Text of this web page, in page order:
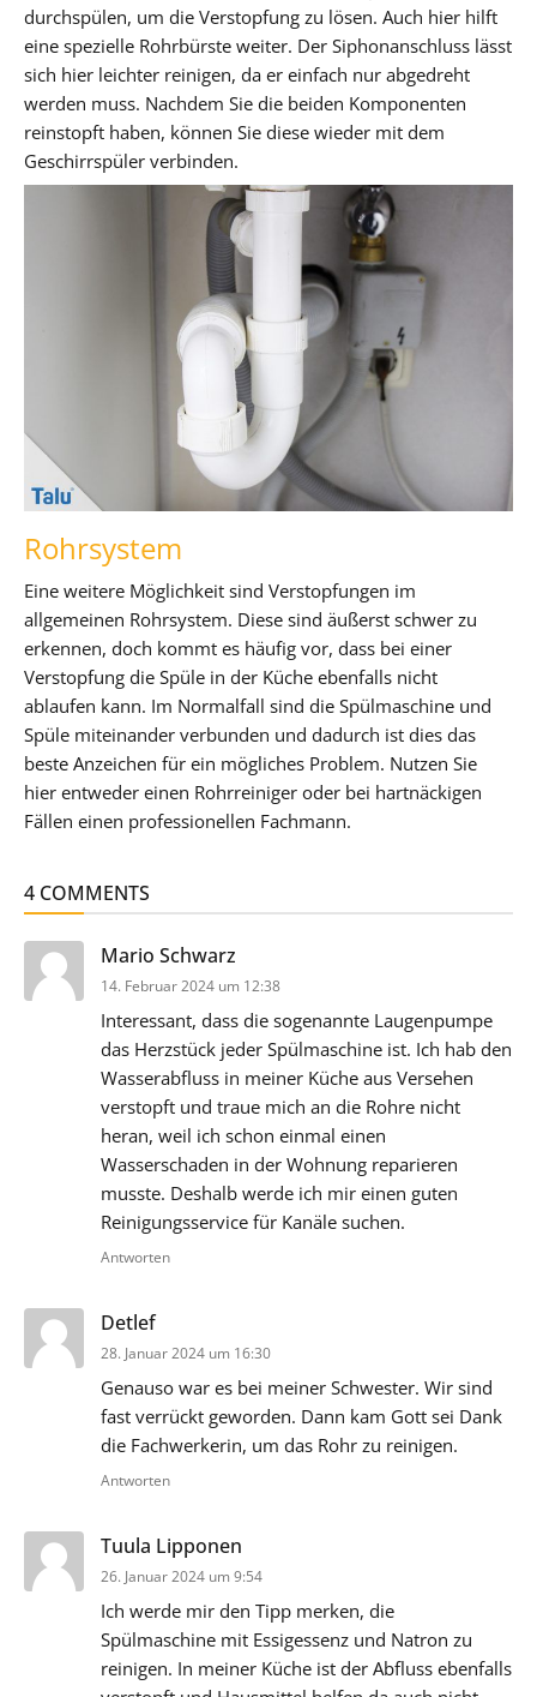
durchspülen, um die Verstopfung zu lösen. Auch hier hilft
eine spezielle Rohrbürste weiter. Der Siphonanschluss lässt
sich hier leichter reinigen, da er einfach nur abgedreht
werden muss. Nachdem Sie die beiden Komponenten
reinstopft haben, können Sie diese wieder mit dem
Geschirrspüler verbinden.
Rohrsystem
Eine weitere Möglichkeit sind Verstopfungen im
allgemeinen Rohrsystem. Diese sind äußerst schwer zu
erkennen, doch kommt es häufig vor, dass bei einer
Verstopfung die Spüle in der Küche ebenfalls nicht
ablaufen kann. Im Normalfall sind die Spülmaschine und
Spüle miteinander verbunden und dadurch ist dies das
beste Anzeichen für ein mögliches Problem. Nutzen Sie
hier entweder einen Rohrreiniger oder bei hartnäckigen
Fällen einen professionellen Fachmann.
4 COMMENTS
Mario Schwarz
14. Februar 2024 um 12:38
Interessant, dass die sogenannte Laugenpumpe
das Herzstück jeder Spülmaschine ist. Ich hab den
Wasserabfluss in meiner Küche aus Versehen
verstopft und traue mich an die Rohre nicht
heran, weil ich schon einmal einen
Wasserschaden in der Wohnung reparieren
musste. Deshalb werde ich mir einen guten
Reinigungsservice für Kanäle suchen.
Antworten
Detlef
28. Januar 2024 um 16:30
Genauso war es bei meiner Schwester. Wir sind
fast verrückt geworden. Dann kam Gott sei Dank
die Fachwerkerin, um das Rohr zu reinigen.
Antworten
Tuula Lipponen
26. Januar 2024 um 9:54
Ich werde mir den Tipp merken, die
Spülmaschine mit Essigessenz und Natron zu
reinigen. In meiner Küche ist der Abfluss ebenfalls